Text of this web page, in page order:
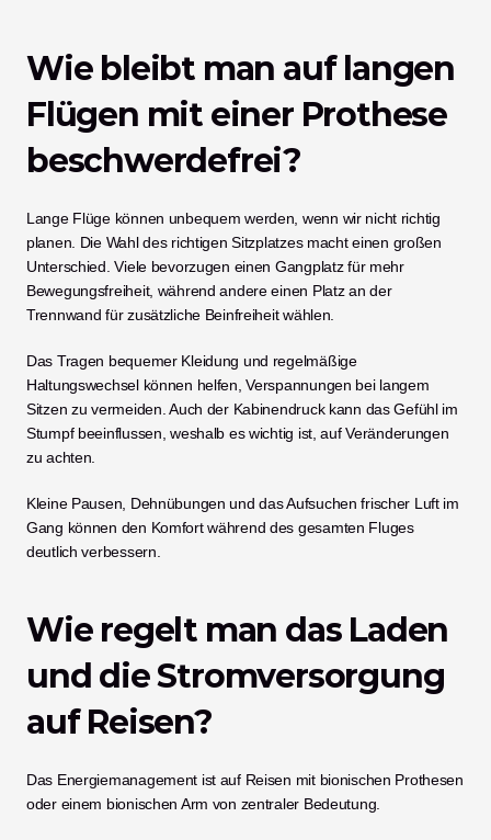
Wie bleibt man auf langen
Flügen mit einer Prothese
beschwerdefrei?
Lange Flüge können unbequem werden, wenn wir nicht richtig
planen. Die Wahl des richtigen Sitzplatzes macht einen großen
Unterschied. Viele bevorzugen einen Gangplatz für mehr
Bewegungsfreiheit, während andere einen Platz an der
Trennwand für zusätzliche Beinfreiheit wählen.
Das Tragen bequemer Kleidung und regelmäßige
Haltungswechsel können helfen, Verspannungen bei langem
Sitzen zu vermeiden. Auch der Kabinendruck kann das Gefühl im
Stumpf beeinflussen, weshalb es wichtig ist, auf Veränderungen
zu achten.
Kleine Pausen, Dehnübungen und das Aufsuchen frischer Luft im
Gang können den Komfort während des gesamten Fluges
deutlich verbessern.
Wie regelt man das Laden
und die Stromversorgung
auf Reisen?
Das Energiemanagement ist auf Reisen mit bionischen Prothesen
oder einem bionischen Arm von zentraler Bedeutung.